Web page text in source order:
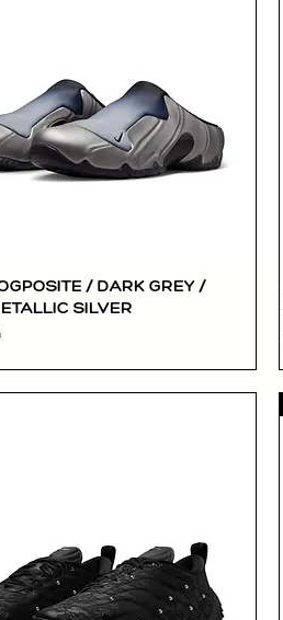
快速瀏覽/ DARK GREY /
SILVER